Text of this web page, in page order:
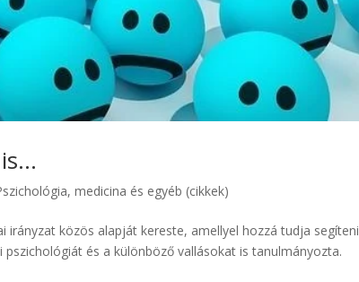
medicina és egyéb (cikkek)
irányzat közös alapját kereste, amellyel hozzá tudja segíteni
és a különböző vallásokat is tanulmányozta.